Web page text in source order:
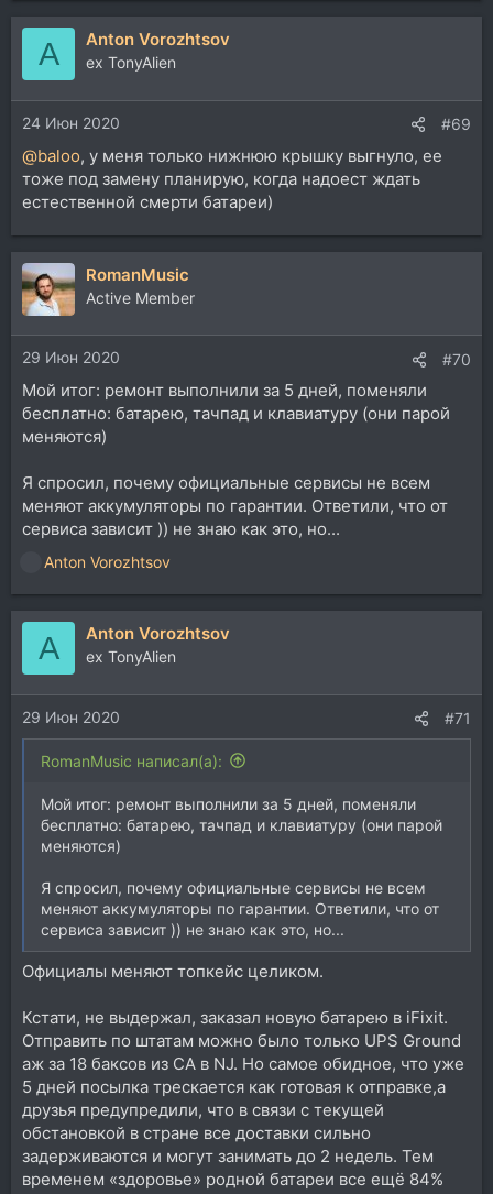
A Anton Vorozhtsov
ex TonyAlien
24 Июн 2020 #69
@baloo, у меня только нижнюю крышку выгнуло, ее
тоже под замену планирую, когда надоест ждать
естественной смерти батареи)
RomanMusic
Active Member
29 Июн 2020 #70
Мой итог: ремонт выполнили за 5 дней, поменяли
бесплатно: батарею, тачпад и клавиатуру (они парой
меняются)
Я спросил, почему официальные сервисы не всем
меняют аккумуляторы по гарантии. Ответили, что от
сервиса зависит )) не знаю как это, но...
е
а
и
и
:
Anton Vorozhtsov
A Anton Vorozhtsov
ex TonyAlien
29 Июн 2020 #71
RomanMusic написал(а):
Мой итог: ремонт выполнили за 5 дней, поменяли
бесплатно: батарею, тачпад и клавиатуру (они парой
меняются)
Я спросил, почему официальные сервисы не всем
меняют аккумуляторы по гарантии. Ответили, что от
сервиса зависит )) не знаю как это, но...
Официалы меняют топкейс целиком.
Кстати, не выдержал, заказал новую батарею в iFixit.
Отправить по штатам можно было только UPS Ground
аж за 18 баксов из CA в NJ. Но самое обидное, что уже
5 дней посылка трескается как готовая к отправке,а
друзья предупредили, что в связи с текущей
обстановкой в стране все доставки сильно
задерживаются и могут занимать до 2 недель. Тем
временем «здоровье» родной батареи все ещё 84%